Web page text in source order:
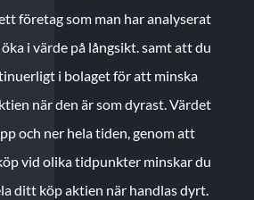
företag som man har analyserat
i värde på långsikt. samt att du
i bolaget för att minska
när den är som dyrast. Värdet
och ner hela tiden, genom att
vid olika tidpunkter minskar du
ditt köp aktien när handlas dyrt.